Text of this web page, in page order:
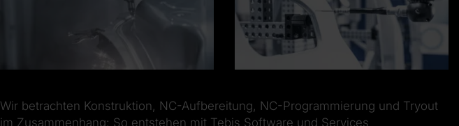
Wir betrachten Konstruktion, NC-Aufbereitung, NC-Programmierung und Tryout
im Zusammenhang: So entstehen mit Tebis Software und Services